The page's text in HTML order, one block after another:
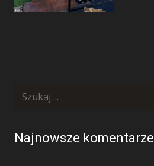
Najnowsze komentarze